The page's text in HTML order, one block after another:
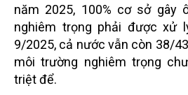
năm 2025, 100% cơ sở gây
nghiêm trọng phải được xử
9/2025, cả nước vẫn còn 38/
môi trường nghiêm trọng
triệt để.